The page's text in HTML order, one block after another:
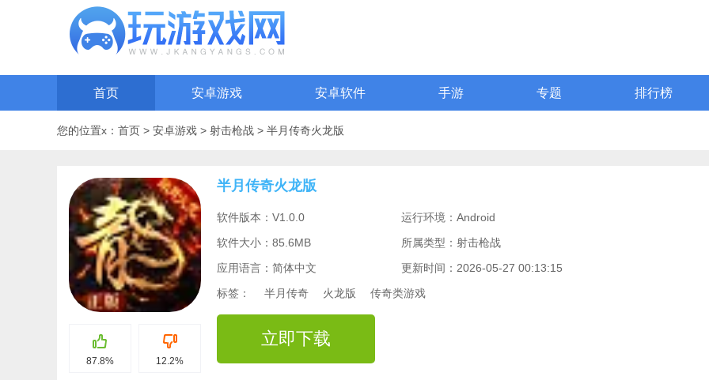
首页 安卓游戏 安卓软件 手游 专题 排行榜
您的位置x： 首页 > 安卓游戏 > 射击枪战 > 半月传奇火龙版
87.8% 12.2%
半月传奇火龙版
软件版本：V1.0.0
运行环境：Android
软件大小：85.6MB
所属类型：射击枪战
应用语言：简体中文
更新时间：2026-05-27 00:13:15
标签：
半月传奇 火龙版 传奇类游戏
立即下载